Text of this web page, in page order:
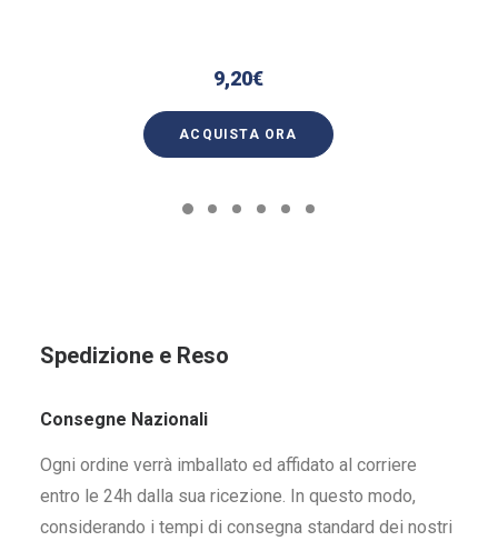
9,20€
ACQUISTA ORA
Spedizione e Reso
Consegne Nazionali
Ogni ordine verrà imballato ed affidato al corriere
entro le 24h dalla sua ricezione. In questo modo,
considerando i tempi di consegna standard dei nostri